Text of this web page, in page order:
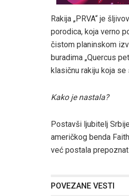
Rakija „PRVA“ je
porodica, koja verno
čistom planinskom
buradima „Quercus
klasičnu rakiju koja
Kako je nastala?
Postavši ljubitelj
američkog benda
već postala
POVEZANE VESTI